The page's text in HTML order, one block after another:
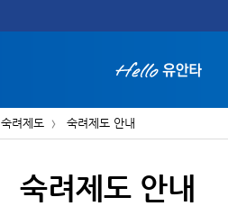
숙려제도 숙려제도 안내
숙려제도 안내